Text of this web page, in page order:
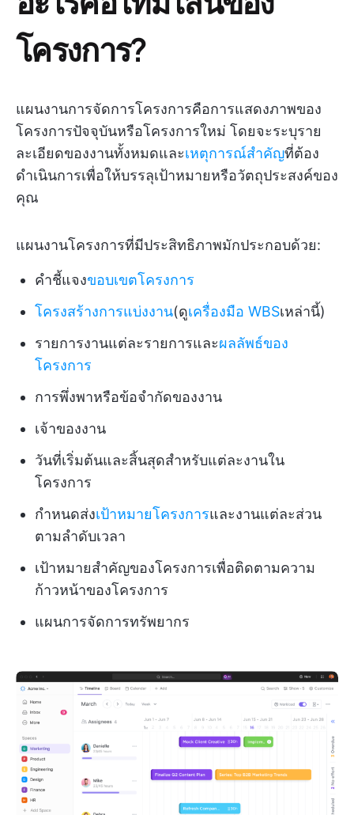
โครงการ?
แผนงานการจัดการโครงการคือการแสดงภาพของ
โครงการปัจจุบันหรือโครงการใหม่ โดยจะระบุราย
ละเอียดของงานทั้งหมดและเหตุการณ์สำคัญที่ต้อง
ดำเนินการเพื่อให้บรรลุเป้าหมายหรือวัตถุประสงค์ของ
คุณ
แผนงานโครงการที่มีประสิทธิภาพมักประกอบด้วย:
คำชี้แจงขอบเขตโครงการ
โครงสร้างการแบ่งงาน(ดูเครื่องมือ WBSเหล่านี้)
รายการงานแต่ละรายการและผลลัพธ์ของ
โครงการ
การพึ่งพาหรือข้อจำกัดของงาน
เจ้าของงาน
วันที่เริ่มต้นและสิ้นสุดสำหรับแต่ละงานใน
โครงการ
กำหนดส่งเป้าหมายโครงการและงานแต่ละส่วน
ตามลำดับเวลา
เป้าหมายสำคัญของโครงการเพื่อติดตามความ
ก้าวหน้าของโครงการ
แผนการจัดการทรัพยากร